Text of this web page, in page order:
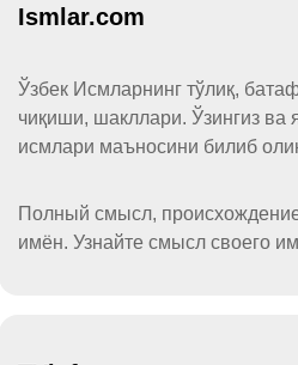
Ismlar.com
Ўзбек Исмларнинг тўлиқ,
чиқиши, шакллари. Ўзингиз ва
исмлари маъносини билиб
Полный смысл,
имён. Узнайте смысл своего